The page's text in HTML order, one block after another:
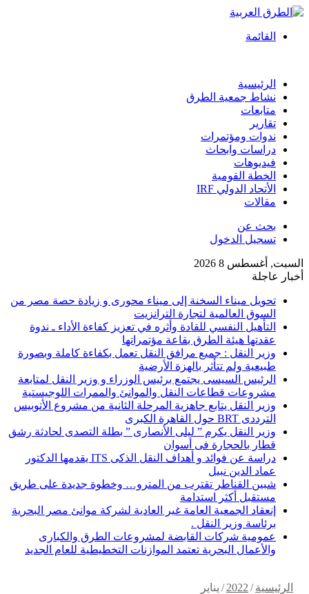
القائمة
الرئيسية
نشاط جمعية الطرق
متابعات
تقارير
ندوات ومؤتمرات
دراسات وابحاث
فيديوهات
الخطة القومية
الأتحاد الدولي IRF
مقالات
بحث عن
تسجيل الدخول
السبت, أغسطس 8 2026
أخبار عاجلة
تحويل ميناء السخنة إلى ميناء محورى و زيادة حصة مصر من
السوق العالمية لتجارة الترانزيت
التأهيل النفسي للقادة وأثره في تعزيز كفاءة الأداء ـ ندوة
عقدتها هيئة الطرق بقاعة مؤتمراتها
وزير النقل : جميع مرافق النقل تعمل بكفاءة كاملة وبصورة
طبيعية ولم تتأثر بالهزة الأرضية
الرئيس السيسى يجتمع برئيس الوزراء و وزير النقل لمتابعة
مشروعات قطاعات النقل والموانئ والممرات اللوجيستية
وزير النقل يتابع جاهزية المرحلة الثانية من مشروع الأتوبيس
الترددى BRT حول القاهرة الكبرى
وزير النقل يكرم ” ليلى الأنصارى ” بطلة التصدى لحادثة رشق
قطار بالحجارة فى أسوان
دراسة عن فوائد و أهداف النقل الذكى ITS يقدمها الدكتور
عماد الدين نبيل
شبين القناطر تقترب من المترو… وخطوة جديدة على طريق
مستقبل أكثر استدامة
إنعقاد الجمعية العامة غير العادية لشركة موانئ مصر البحرية
برئاسة وزير النقل .
عمومية شركات القابضة لمشروعات الطرق والكبارى
والأعمال البحرية تعتمد الموازنات التخطيطية للعام الجديد
الرئيسية /
2022
/ يناير